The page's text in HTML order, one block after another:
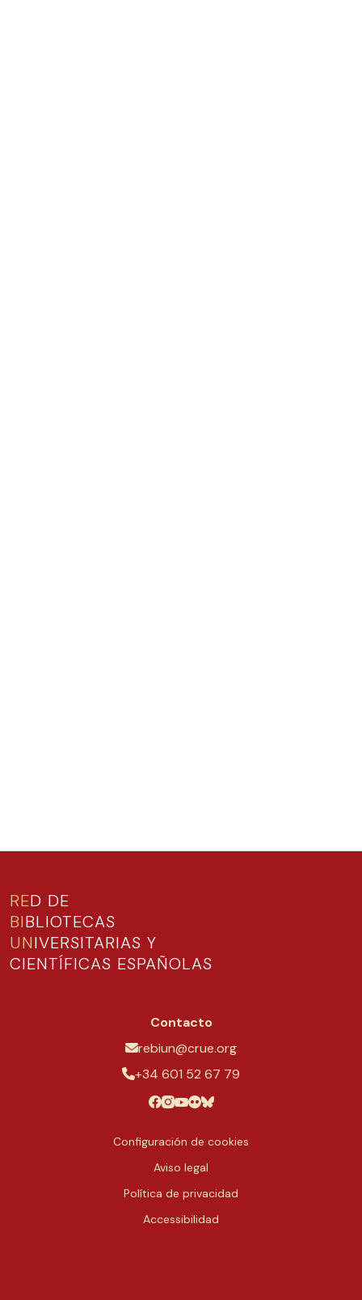
RED DE
BIBLIOTECAS
UNIVERSITARIAS Y
CIENTÍFICAS ESPAÑOLAS
Contacto
rebiun@crue.org
+34 601 52 67 79
Configuración de cookies
Aviso legal
Política de privacidad
Accessibilidad